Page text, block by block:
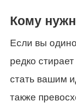
Кому
Если вы
редко
стать вашим
также